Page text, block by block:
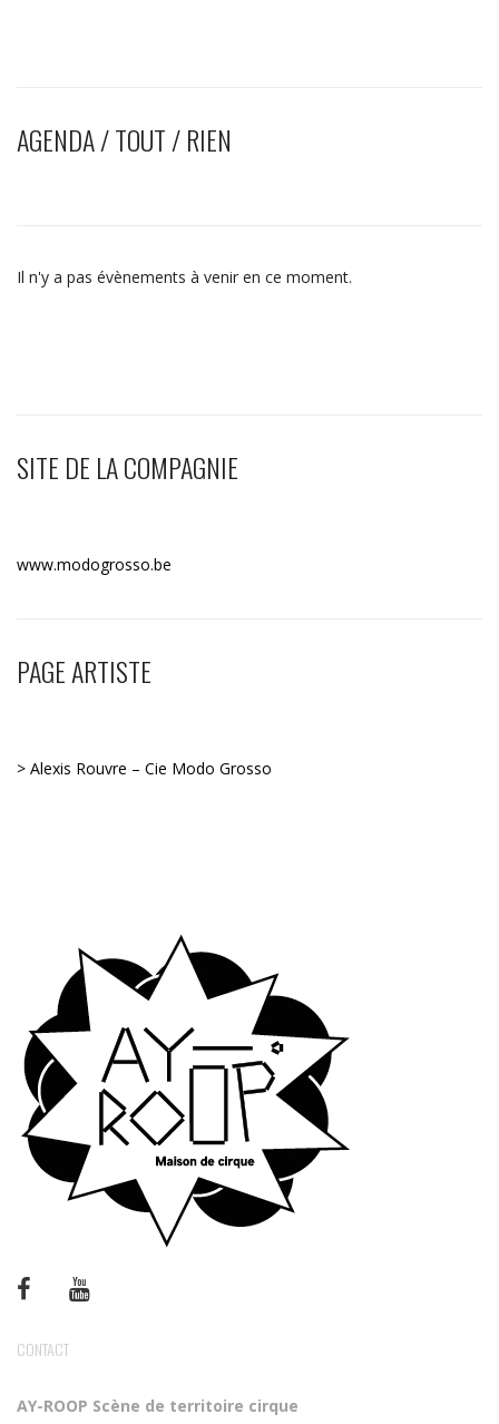
AGENDA / TOUT / RIEN
Il n'y a pas évènements à venir en ce moment.
SITE DE LA COMPAGNIE
www.modogrosso.be
PAGE ARTISTE
> Alexis Rouvre – Cie Modo Grosso
CONTACT
AY-ROOP Scène de territoire cirque